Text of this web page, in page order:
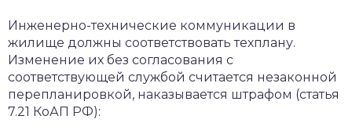
Инженерно-технические коммуникации в
жилище должны соответствовать техплану.
Изменение их без согласования с
соответствующей службой считается незаконной
перепланировкой, наказывается штрафом (статья
7.21 КоАП РФ):